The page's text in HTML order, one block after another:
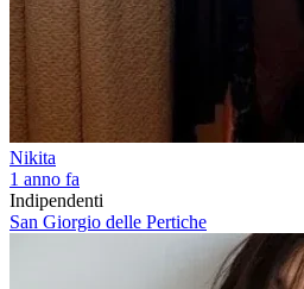
Nikita
1 anno fa
Indipendenti
San Giorgio delle Pertiche